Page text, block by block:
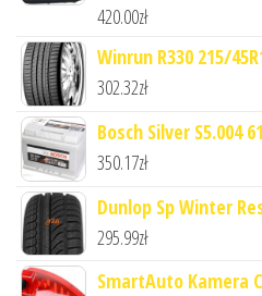
420.00zł
Winrun R330 215/
302.32zł
Bosch Silver S5.004
350.17zł
Dunlop Sp Winter
295.99zł
SmartAuto Kamera